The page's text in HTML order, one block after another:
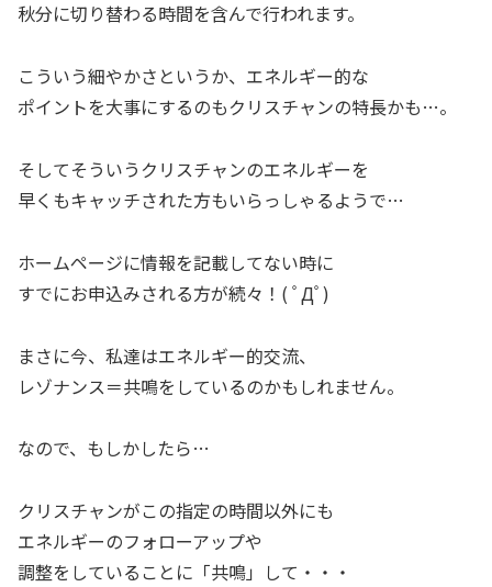
秋分に切り替わる時間を含んで行われます。
こういう細やかさというか、エネルギー的な
ポイントを大事にするのもクリスチャンの特長かも…。
そしてそういうクリスチャンのエネルギーを
早くもキャッチされた方もいらっしゃるようで…
ホームページに情報を記載してない時に
すでにお申込みされる方が続々！( ﾟДﾟ)
まさに今、私達はエネルギー的交流、
レゾナンス＝共鳴をしているのかもしれません。
なので、もしかしたら…
クリスチャンがこの指定の時間以外にも
エネルギーのフォローアップや
調整をしていることに「共鳴」して・・・